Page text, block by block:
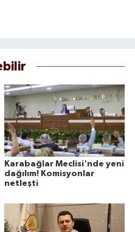
Karabağlar Meclisi'nde yeni
dağılım! Komisyonlar
netleşti